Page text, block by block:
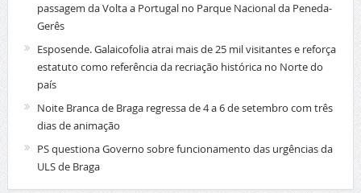
passagem da Volta a Portugal no Parque Nacional da Peneda-
Gerês
Esposende. Galaicofolia atrai mais de 25 mil visitantes e reforça
estatuto como referência da recriação histórica no Norte do
país
Noite Branca de Braga regressa de 4 a 6 de setembro com três
dias de animação
PS questiona Governo sobre funcionamento das urgências da
ULS de Braga